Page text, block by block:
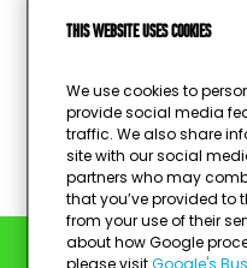
This website uses cookies
We use cookies to
provide social media
traffic. We also share
site with our social
partners who may
that you’ve provided to
from your use of their
about how Google
please visitGoogle's
eine Abbildung aus dem
Hinweis: Die Montage
des Gravurtexts führt
Sie aus!
Budgetpokale: die